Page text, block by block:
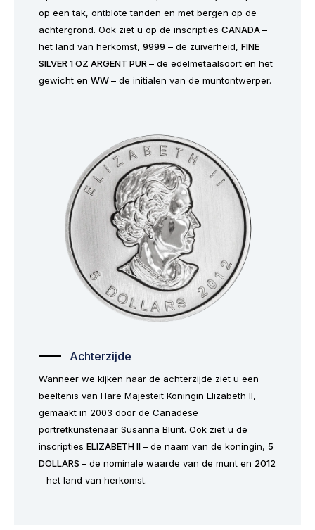
op een tak, ontblote tanden en met bergen op de
achtergrond. Ook ziet u op de inscripties CANADA–
het land van herkomst, 9999 – de zuiverheid, FINE
SILVER 1 OZ ARGENT PUR – de edelmetaalsoort en het
gewicht en WW– de initialen van de muntontwerper.
Achterzijde
Wanneer we kijken naar de achterzijde ziet u een
beeltenis van Hare Majesteit Koningin Elizabeth II,
gemaakt in 2003 door de Canadese
portretkunstenaar Susanna Blunt. Ook ziet u de
inscripties ELIZABETH II– de naam van de koningin, 5
DOLLARS – de nominale waarde van de munt en 2012
– het land van herkomst.